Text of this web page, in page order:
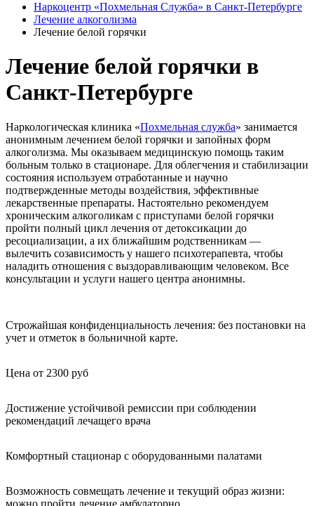
Наркоцентр «Похмельная Служба» в Санкт-Петербурге
Лечение алкоголизма
Лечение белой горячки
Лечение белой горячки в
Санкт-Петербурге
Наркологическая клиника «Похмельная служба» занимается
анонимным лечением белой горячки и запойных форм
алкоголизма. Мы оказываем медицинскую помощь таким
больным только в стационаре. Для облегчения и стабилизации
состояния используем отработанные и научно
подтвержденные методы воздействия, эффективные
лекарственные препараты. Настоятельно рекомендуем
хроническим алкоголикам с приступами белой горячки
пройти полный цикл лечения от детоксикации до
ресоциализации, а их ближайшим родственникам —
вылечить созависимость у нашего психотерапевта, чтобы
наладить отношения с выздоравливающим человеком. Все
консультации и услуги нашего центра анонимны.
Строжайшая конфиденциальность лечения: без постановки на
учет и отметок в больничной карте.
Цена от 2300 руб
Достижение устойчивой ремиссии при соблюдении
рекомендаций лечащего врача
Комфортный стационар с оборудованными палатами
Возможность совмещать лечение и текущий образ жизни:
можно пройти лечение амбулаторно